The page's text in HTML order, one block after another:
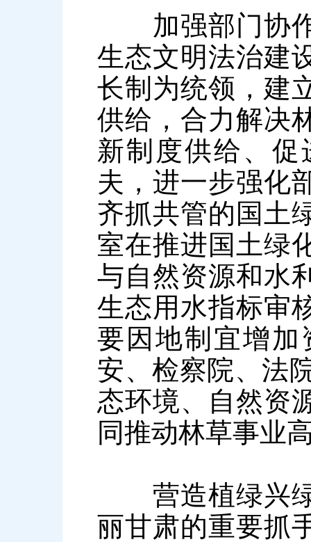
加强部门协作
生态文明法治建
长制为统领，建
供给，合力解决
新制度供给、
夫，进一步强化
齐抓共管的国土
室在推进国土绿
与自然资源和水
生态用水指标审
要因地制宜增加
安、检察院、法
态环境、自然资
同推动林草事业
营造植绿兴绿
丽甘肃的重要抓